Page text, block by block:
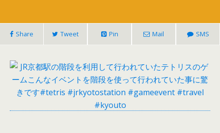
Share Tweet Pin Mail SMS